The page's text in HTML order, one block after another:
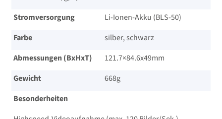
Stromversorgung
Li-Ionen-Akku (BLS-50)
Farbe
silber, schwarz
Abmessungen (BxHxT)
121.7×84.6x49mm
Gewicht
668g
Besonderheiten